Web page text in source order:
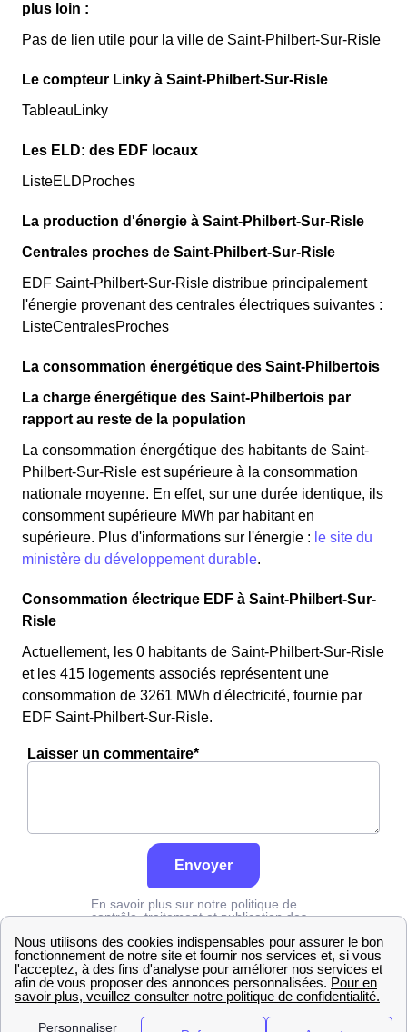
plus loin :
Pas de lien utile pour la ville de Saint-Philbert-Sur-Risle
Le compteur Linky à Saint-Philbert-Sur-Risle
TableauLinky
Les ELD: des EDF locaux
ListeELDProches
La production d'énergie à Saint-Philbert-Sur-Risle
Centrales proches de Saint-Philbert-Sur-Risle
EDF Saint-Philbert-Sur-Risle distribue principalement
l'énergie provenant des centrales électriques suivantes :
ListeCentralesProches
La consommation énergétique des Saint-Philbertois
La charge énergétique des Saint-Philbertois par
rapport au reste de la population
La consommation énergétique des habitants de Saint-
Philbert-Sur-Risle est supérieure à la consommation
nationale moyenne. En effet, sur une durée identique, ils
consomment supérieure MWh par habitant en
supérieure. Plus d'informations sur l'énergie : le site du
ministère du développement durable.
Consommation électrique EDF à Saint-Philbert-Sur-
Risle
Actuellement, les 0 habitants de Saint-Philbert-Sur-Risle
et les 415 logements associés représentent une
consommation de 3261 MWh d'électricité, fournie par
EDF Saint-Philbert-Sur-Risle.
Laisser un commentaire*
Envoyer
En savoir plus sur notre politique de
contrôle, traitement et publication des
Edf Eure Saint-Philbert-Sur-Risle